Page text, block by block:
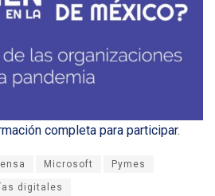
completa para participar.
Microsoft Pymes
digitales